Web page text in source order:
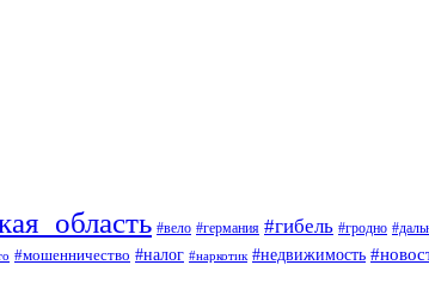
#вело #германия #гибель #гродно
#мошенничество #налог #наркотик #недвижимость